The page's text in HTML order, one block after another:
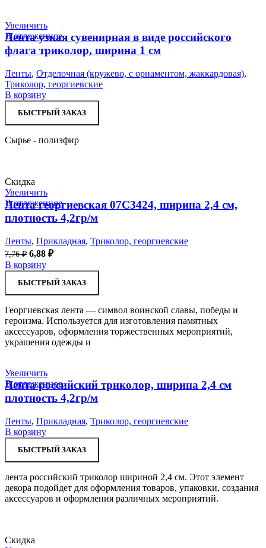
товара.
Увеличить
В отложенное
Лента узкая сувенирная в виде российского
флага триколор, ширина 1 см
Ленты, Отделочная (кружево, с орнаментом, жаккардовая),
Триколор, георгиевские
В корзину
БЫСТРЫЙ ЗАКАЗ
Сырье - полиэфир
Скидка
Увеличить
В отложенное
Лента георгиевская 07С3424, ширина 2,4 см,
плотность 4,2гр/м
Ленты, Прикладная, Триколор, георгиевские
7,76₽ Первоначальная
цена
составляла
7,76 ₽.
6,88 ₽Текущая
6,88 ₽.
В корзину
БЫСТРЫЙ ЗАКАЗ
Георгиевская лента — символ воинской славы, победы и
героизма. Используется для изготовления памятных
аксессуаров, оформления торжественных мероприятий,
украшения одежды и
Увеличить
В отложенное
Лента российский триколор, ширина 2,4 см
плотность 4,2гр/м
Ленты, Прикладная, Триколор, георгиевские
В корзину
БЫСТРЫЙ ЗАКАЗ
лента российский триколор шириной 2,4 см. Этот элемент
декора подойдет для оформления товаров, упаковки, создания
аксессуаров и оформления различных мероприятий.
Скидка